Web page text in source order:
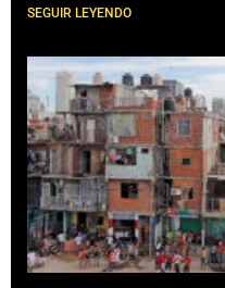
SEGUIR LEYENDO